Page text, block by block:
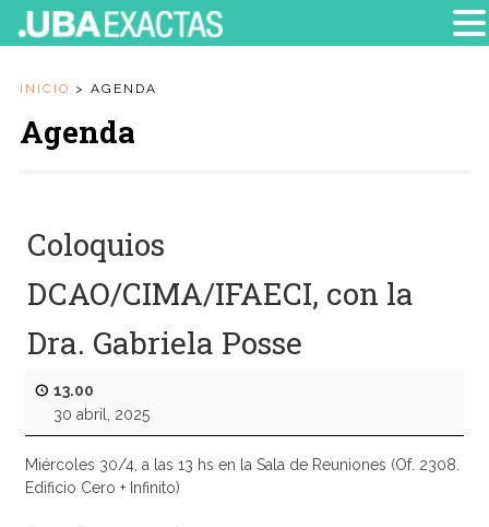
INICIO > AGENDA
Agenda
Coloquios
DCAO/CIMA/IFAECI, con la
Dra. Gabriela Posse
13.00
30 abril, 2025
Miércoles 30/4, a las 13 hs en la Sala de Reuniones (Of. 2308.
Edificio Cero + Infinito)